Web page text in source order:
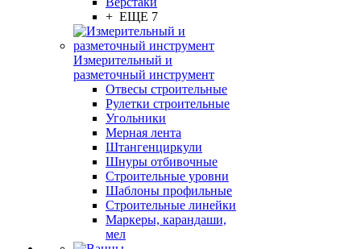
+ ЕЩЕ 7
Измерительный и
разметочный инструмент
Отвесы строительные
Рулетки строительные
Угольники
Мерная лента
Штангенциркули
Шнуры отбивочные
Строительные уровни
Шаблоны профильные
Строительные линейки
Маркеры, карандаши,
мел